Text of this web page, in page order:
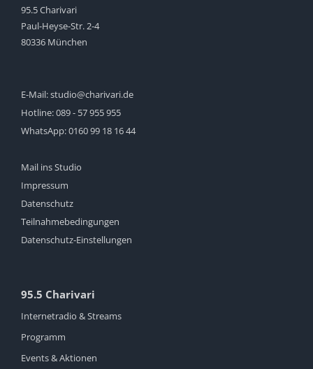
95.5 Charivari
Paul-Heyse-Str. 2-4
80336 München
E-Mail:studio@charivari.de
Hotline:089 - 57 955 955
WhatsApp:0160 99 18 16 44
Mail ins Studio
Impressum
Datenschutz
Teilnahmebedingungen
Datenschutz-Einstellungen
95.5 Charivari
Internetradio & Streams
Programm
Events & Aktionen